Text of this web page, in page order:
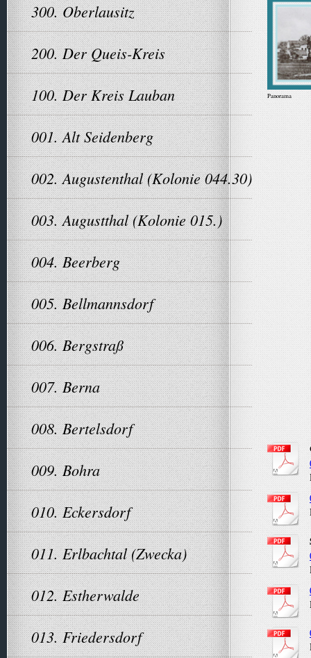
300. Oberlausitz
200. Der Queis-Kreis
100. Der Kreis Lauban
001. Alt Seidenberg
002. Augustenthal (Kolonie 044.30)
003. Augustthal (Kolonie 015.)
004. Beerberg
005. Bellmannsdorf
006. Bergstraß
007. Berna
008. Bertelsdorf
009. Bohra
010. Eckersdorf
011. Erlbachtal (Zwecka)
012. Estherwalde
013. Friedersdorf
Panorama